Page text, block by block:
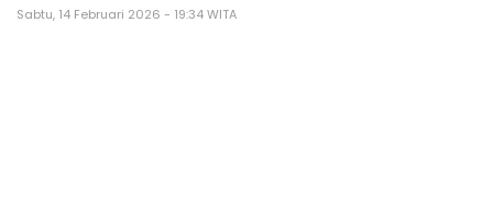
Sabtu, 14 Februari 2026 - 19:34 WITA